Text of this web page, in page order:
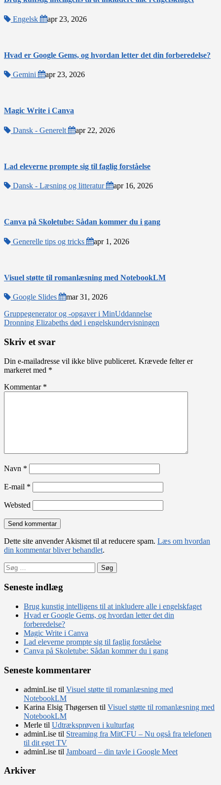
Engelsk apr 23, 2026
Hvad er Google Gems, og hvordan letter det din forberedelse?
Gemini apr 23, 2026
Magic Write i Canva
Dansk - Generelt apr 22, 2026
Lad eleverne prompte sig til faglig forståelse
Dansk - Læsning og litteratur apr 16, 2026
Canva på Skoletube: Sådan kommer du i gang
Generelle tips og tricks apr 1, 2026
Visuel støtte til romanlæsning med NotebookLM
Google Slides mar 31, 2026
Indlægsnavigation
Gruppegenerator og -opgaver i MinUddannelse
Dronning Elizabeths død i engelskundervisningen
Skriv et svar
Din e-mailadresse vil ikke blive publiceret. Krævede felter er
markeret med *
Kommentar *
Navn *
E-mail *
Websted
Dette site anvender Akismet til at reducere spam. Læs om hvordan
din kommentar bliver behandlet.
Søg
efter:
Seneste indlæg
Brug kunstig intelligens til at inkludere alle i engelskfaget
Hvad er Google Gems, og hvordan letter det din
forberedelse?
Magic Write i Canva
Lad eleverne prompte sig til faglig forståelse
Canva på Skoletube: Sådan kommer du i gang
Seneste kommentarer
adminLise til Visuel støtte til romanlæsning med
NotebookLM
Karina Elsig Thøgersen til Visuel støtte til romanlæsning med
NotebookLM
Merle til Udtræksprøven i kulturfag
adminLise til Streaming fra MitCFU – Nu også fra telefonen
til dit eget TV
adminLise til Jamboard – din tavle i Google Meet
Arkiver